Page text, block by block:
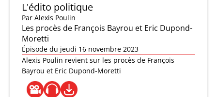
L'édito politique
Par Alexis Poulin
Les procès de François Bayrou et Eric Dupond-
Moretti
Épisode du jeudi 16 novembre 2023
Alexis Poulin revient sur les procès de François
Bayrou et Eric Dupond-Moretti